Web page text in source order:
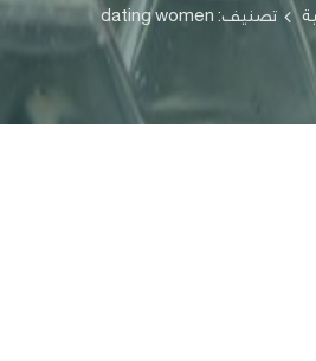
تصنيف: dating women